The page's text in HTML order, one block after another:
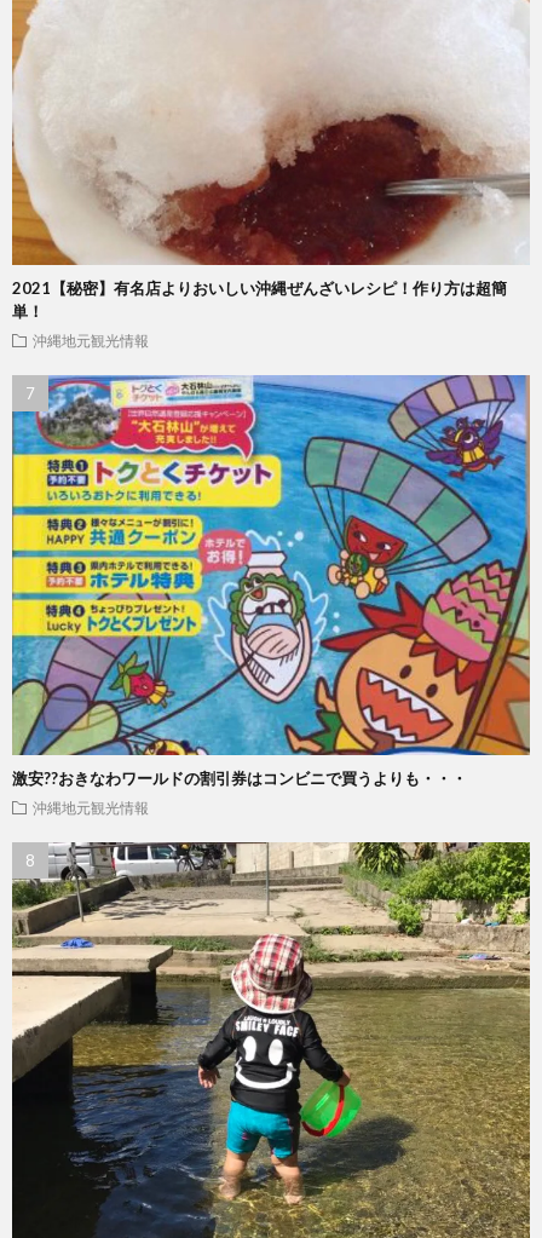
2021【秘密】有名店よりおいしい沖縄ぜんざいレシピ！作り方は超簡
単！
沖縄地元観光情報
激安??おきなわワールドの割引券はコンビニで買うよりも・・・
沖縄地元観光情報